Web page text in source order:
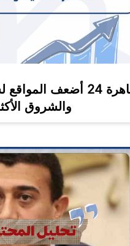
والشروق